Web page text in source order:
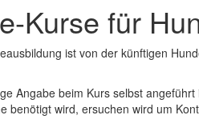
Kurse für
ist von der künftigen
Angabe beim Kurs selbst
benötigt wird, ersuchen wird um